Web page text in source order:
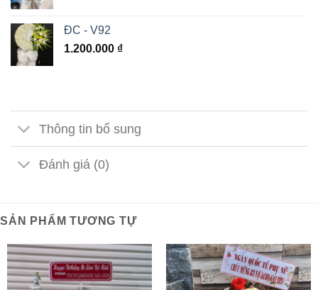
ĐC - V92
1.200.000 ₫
Thông tin bổ sung
Đánh giá (0)
SẢN PHẨM TƯƠNG TỰ